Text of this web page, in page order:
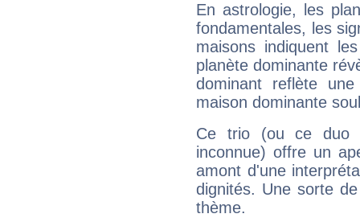
En astrologie, les
fondamentales, les
maisons indiquent
planète dominante
dominant reflète
maison dominante
Ce trio (ou ce duo
inconnue) offre un
amont d'une
dignités. Une sorte
thème.